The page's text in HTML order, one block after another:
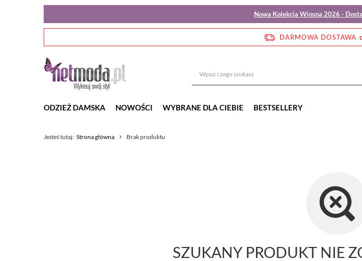
Nowa Kolekcja Wiosna 2026 -
DARMOWA DOSTAWA
ODZIEŻ DAMSKA NOWOŚCI WYBRANE DLA CIEBIE BESTSELLERY
Jesteś tutaj: Strona główna Brak produktu
SZUKANY PRODUKT NIE